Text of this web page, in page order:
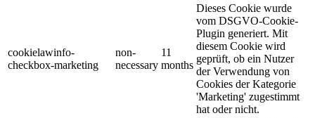
cookielawinfo-
checkbox-marketing
non-
necessary
11
months
Dieses Cookie wurde
vom DSGVO-Cookie-
Plugin generiert. Mit
diesem Cookie wird
geprüft, ob ein Nutzer
der Verwendung von
Cookies der Kategorie
'Marketing' zugestimmt
hat oder nicht.